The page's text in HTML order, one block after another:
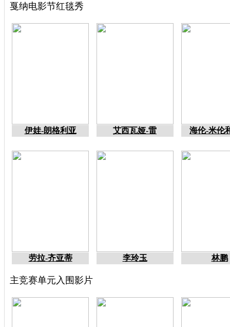
戛纳电影节红毯秀
伊娃-朗格利亚 艾西瓦娅-雷 海伦-米伦
劳拉-齐亚蒂 李玲玉 林鹏
主竞赛单元入围影片